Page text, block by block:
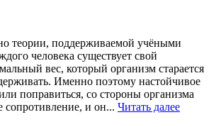
теории, поддерживаемой учёными
человека существует свой
вес, который организм старается
Именно поэтому настойчивое
поправиться, со стороны организма
сопротивление, и он... Читать далее